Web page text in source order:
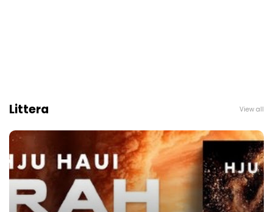
Littera View all